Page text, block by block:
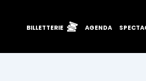
BILLETTERIE AGENDA